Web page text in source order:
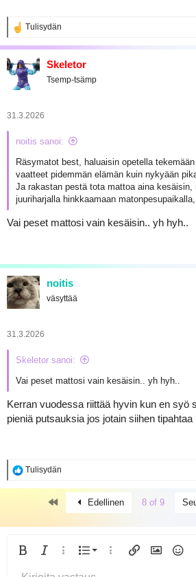
R
a
t
i
o
:
Tulisydän
Skeletor
Tsemp-tsämp
31.3.2026
noitis sanoi:
Räsymatot best, haluaisin opetella
vaatteet pidemmän elämän kuin nykyään
Ja rakastan pestä tota mattoa aina kesäisin,
juuriharjalla hinkkaamaan matonpesupaikalla,
Vai peset mattosi vain kesäisin.. yh hyh..
noitis
väsyttää
31.3.2026
Skeletor sanoi:
Vai peset mattosi vain kesäisin.. yh hyh..
Kerran vuodessa riittää hyvin kun en syö
pieniä putsauksia jos jotain siihen tipahtaa
R
a
t
:
Tulisydän
First Edellinen 8 of 9
LihavoituKursivoitu
Lisää vaihtoehtoja...
Lista
Järjestetty lista
Lisää vaihtoehtoja...
Lisää linkki
Lisää